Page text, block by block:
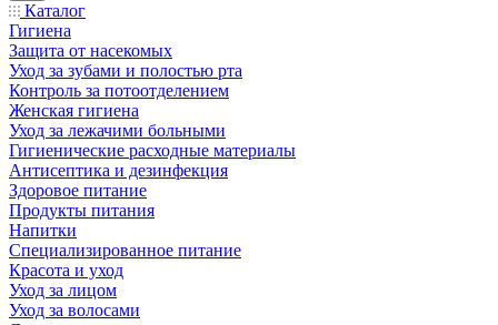
Каталог
Гигиена
Защита от насекомых
Уход за зубами и полостью рта
Контроль за потоотделением
Женская гигиена
Уход за лежачими больными
Гигиенические расходные материалы
Антисептика и дезинфекция
Здоровое питание
Продукты питания
Напитки
Специализированное питание
Красота и уход
Уход за лицом
Уход за волосами